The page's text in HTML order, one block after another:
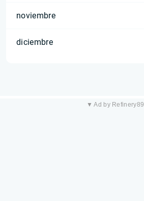
noviembre
diciembre
▼ Ad by Refinery89